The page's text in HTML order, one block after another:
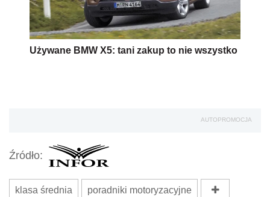
Używane BMW X5: tani zakup to nie wszystko
AUTOPROMOCJA
Źródło:
klasa średnia poradniki motoryzacyjne